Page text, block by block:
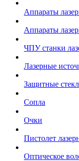
Аппараты
Аппараты
ЧПУ станки
Лазерные
Защитные
Сопла
Очки
Пистолет
Оптическое